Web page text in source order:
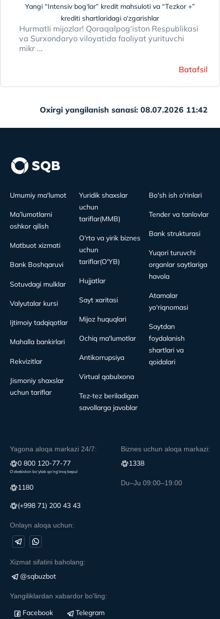
Yangi “Intensiv bog‘lar” kredit mahsuloti va “Tezkor +”
krediti shartlaridagi o‘zgarishlar
Hurmatli mijozlar! Qoraqalpog‘iston Respublikasi
va Surxondaryo viloyatida faoliyat yurituvchi
mikr ...
Batafsil
Oxirgi yangilanish sanasi: 08.07.2026 11:42
Umumiy ma'lumot
Ma’lumotlarni
oshkor qilish
Matbuot xizmati
Bank Boshqaruvi
Sotuvdagi mulklar
Valyutalar kursi
Ijtimoiy tadqiqotlar
Mahalla bankirlari
Rekvizitlar
Jismoniy shaxslar
uchun tariflar
Yuridik shaxslar
uchun
tariflar(MMB)
O'rta va yirik biznes
uchun
tariflar(O'YB)
Hujjatlar
Sayt xaritasi
Mijoz huquqlari
Ochiq ma'lumotlar
Antikorrupsiya
Virtual qabulxona
Tez-tez beriladigan
savollarga javoblar
Bo'sh ish o'rinlari
Tender va tanlovlar
Bank strukturasi
Yuqori turuvchi
organlar saytlariga
havola
Atamalar
yo'riqnomasi
Saytdan
foydalanish
shartlari va
qoidalari
Yagona aloqa markazi 24/7:
0 800 120-77-77
O‘zbekiston bo‘ylab qo‘ng‘iroq bepul
1180
(+998 71) 200 43 43
Onlayn aloqa uchun:
Biznes uchun aloqa markazi:
1338
Du–Ju 09:00–19:00
Xizmat sifatini baholang:
@sqbuzbot
Yangiliklardan xabardor bo'ling:
Facebook
Telegram